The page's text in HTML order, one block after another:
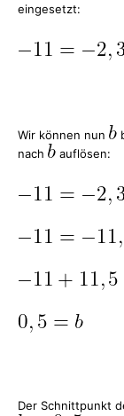
eingesetzt:
Wir können nun
nach
auflösen:
Der Schnittpunkt